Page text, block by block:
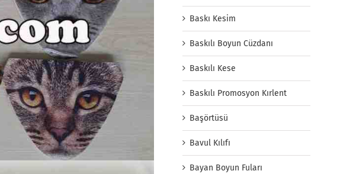
Baskı Kesim
Baskılı Boyun Cüzdanı
Baskılı Kese
Baskılı Promosyon Kırlent
Başörtüsü
Bavul Kılıfı
Bayan Boyun Fuları